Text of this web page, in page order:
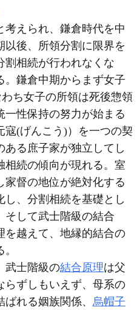
考えられ、鎌倉時代を中
以後、所領分割に限界を
割相続が行われなくな
。鎌倉中期からまず女子
ち女子の所領は死後惣領
一性保持の努力が始まる
寇(げんこう)）を一つの契
る庶子家が独立してし
相続の傾向が現れる。室
家督の地位が絶対化する
し、分割相続を基礎とし
そして武士階級の結合
を越えて、地縁的結合の
武士階級の結合原理は父
らずしもいえず、母系の
れる姻族関係、 烏帽子